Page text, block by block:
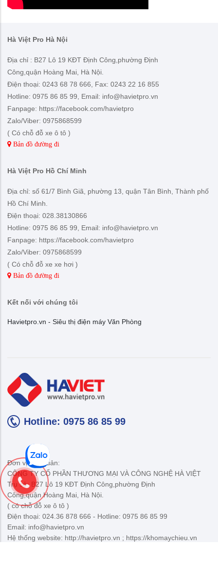
Hà Việt Pro Hà Nội
Địa chỉ : B27 Lô 19 KĐT Định Công,phường Định
Công,quận Hoàng Mai, Hà Nội.
Điện thoại: 0243 68 78 666, Fax: 0243 22 16 855
Hotline: 0975 86 85 99, Email: info@havietpro.vn
Fanpage: https://facebook.com/havietpro
Zalo/Viber: 0975868599
( Có chỗ đỗ xe ô tô )
Bản đồ đường đi
Hà Việt Pro Hồ Chí Minh
Địa chỉ: số 61/7 Bình Giã, phường 13, quận Tân Bình, Thành phố
Hồ Chí Minh.
Điện thoại: 028.38130866
Hotline: 0975 86 85 99, Email: info@havietpro.vn
Fanpage: https://facebook.com/havietpro
Zalo/Viber: 0975868599
( Có chỗ đỗ xe xe hơi )
Bản đồ đường đi
Kết nối với chúng tôi
Havietpro.vn - Siêu thị điện máy Văn Phòng
Hotline: 0975 86 85 99
Đơn vị chủ quản:
CÔNG TY CỔ PHẦN THƯƠNG MẠI VÀ CÔNG NGHỆ HÀ VIỆT
Trụ sở: B27 Lô 19 KĐT Định Công,phường Định
Công,quận Hoàng Mai, Hà Nội.
( có chỗ đỗ xe ô tô )
Điện thoại: 024.36 878 666 - Hotline: 0975 86 85 99
Email: info@havietpro.vn
Hệ thống website: http://havietpro.vn ; https://khomaychieu.vn